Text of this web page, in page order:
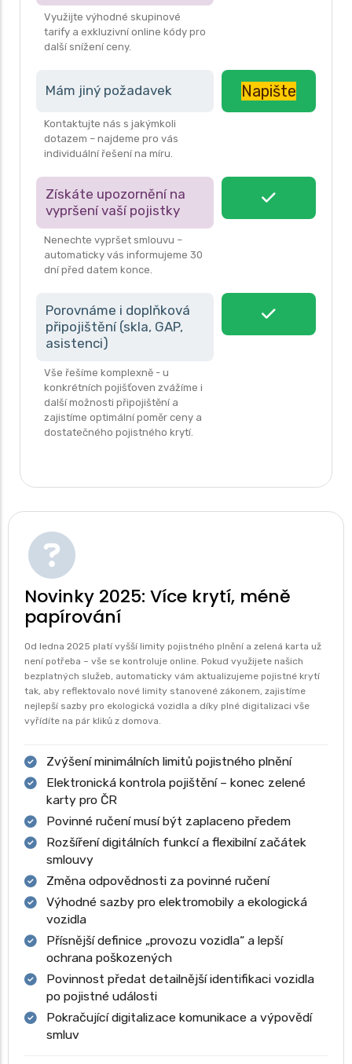
Využijte výhodné skupinové
tarify a exkluzivní online kódy pro
další snížení ceny.
Mám jiný požadavek Napište
Kontaktujte nás s jakýmkoli
dotazem – najdeme pro vás
individuální řešení na míru.
Získáte upozornění na
vypršení vaší pojistky
Nenechte vypršet smlouvu –
automaticky vás informujeme 30
dní před datem konce.
Porovnáme i doplňková
připojištění (skla, GAP,
asistenci)
Vše řešíme komplexně - u
konkrétních pojišťoven zvážíme i
další možnosti připojištění a
zajistíme optimální poměr ceny a
dostatečného pojistného krytí.
Novinky 2025: Více krytí, méně
papírování
Od ledna 2025 platí vyšší limity pojistného plnění a zelená karta už
není potřeba – vše se kontroluje online. Pokud využijete našich
bezplatných služeb, automaticky vám aktualizujeme pojistné krytí
tak, aby reflektovalo nové limity stanovené zákonem, zajistíme
nejlepší sazby pro ekologická vozidla a díky plné digitalizaci vše
vyřídíte na pár kliků z domova.
Zvýšení minimálních limitů pojistného plnění
Elektronická kontrola pojištění – konec zelené
karty pro ČR
Povinné ručení musí být zaplaceno předem
Rozšíření digitálních funkcí a flexibilní začátek
smlouvy
Změna odpovědnosti za povinné ručení
Výhodné sazby pro elektromobily a ekologická
vozidla
Přísnější definice „provozu vozidla“ a lepší
ochrana poškozených
Povinnost předat detailnější identifikaci vozidla
po pojistné události
Pokračující digitalizace komunikace a výpovědí
smluv